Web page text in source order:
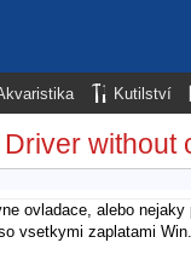
Kutilství
ovladace, alebo
vsetkymi zaplatami Win.